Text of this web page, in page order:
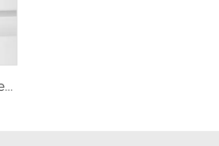
Smartes Hausschloss mit Passwort, Fingerabdruck, biometrischer Funktion Tenon A6 Pro